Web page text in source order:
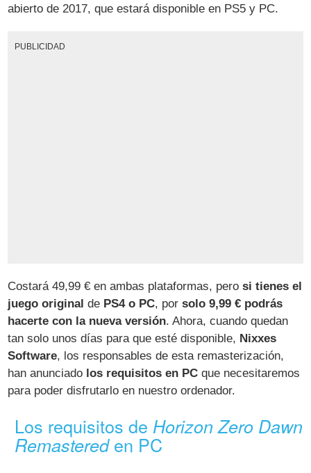
abierto de 2017, que estará disponible en PS5 y PC.
PUBLICIDAD
Costará 49,99 € en ambas plataformas, perosi tienes el
juego original de PS4 o PC, porsolo 9,99 € podrás
hacerte con la nueva versión. Ahora, cuando quedan
tan solo unos días para que esté disponible, Nixxes
Software, los responsables de esta remasterización,
han anunciado los requisitos en PC que necesitaremos
para poder disfrutarlo en nuestro ordenador.
Los requisitos de Horizon Zero Dawn
Remastereden PC